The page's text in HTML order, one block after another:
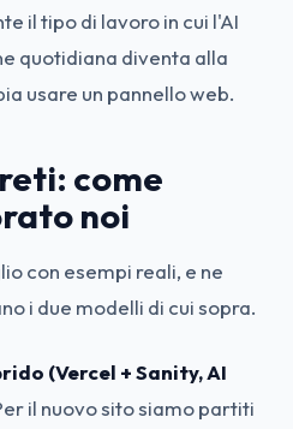
il tipo di lavoro in cui l'AI
quotidiana diventa alla
usare un pannello web.
come
noi
con esempi reali, e ne
i due modelli di cui sopra.
(Vercel + Sanity, AI
il nuovo sito siamo partiti